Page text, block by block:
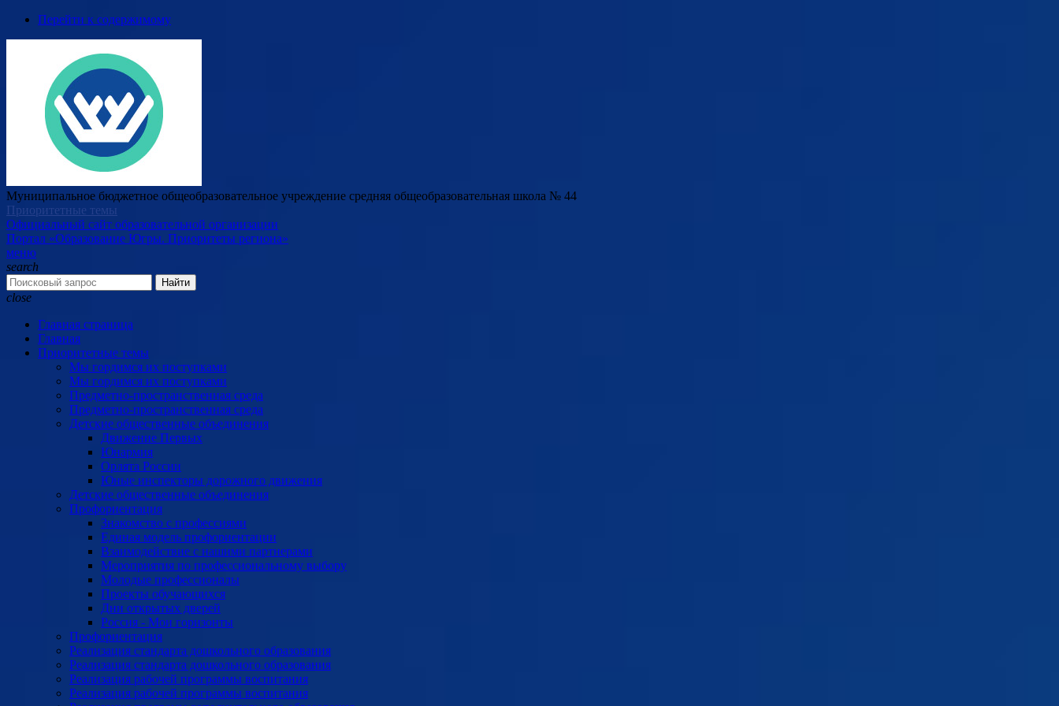
Перейти к содержимому
Муниципальное бюджетное общеобразовательное учреждение средняя общеобразовательная школа № 44
Приоритетные темы
Официальный сайт образовательной организации
Портал «Образование Югры. Приоритеты региона»
меню
search
Найти
close
Главная страница
Главная
Приоритетные темы
Мы гордимся их поступками
Мы гордимся их поступками
Предметно-пространственная среда
Предметно-пространственная среда
Детские общественные объединения
Движение Первых
Юнармия
Орлята России
Юные инспекторы дорожного движения
Детские общественные объединения
Профориентация
Знакомство с профессиями
Единая модель профориентации
Взаимодействие с нашими партнерами
Мероприятия по профессиональному выбору
Молодые профессионалы
Проекты обучающихся
Дни открытых дверей
Россия - Мои горизонты
Профориентация
Реализация стандарта дошкольного образования
Реализация стандарта дошкольного образования
Реализация рабочей программы воспитания
Реализация рабочей программы воспитания